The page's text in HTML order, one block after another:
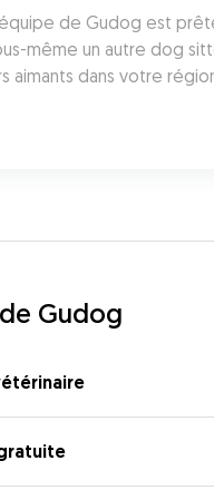
de Gudog est
même un autre dog
aimants dans votre
Gudog